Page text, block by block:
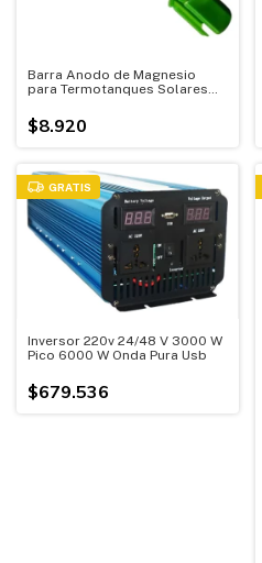
Barra Anodo de Magnesio
para Termotanques Solares
$8.920
GRATIS
Inversor 220v 24/48 V 3000 W
Pico 6000 W Onda Pura Usb
$679.536